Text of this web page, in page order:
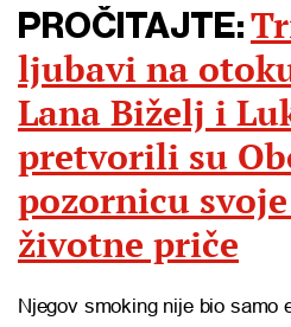
PROČITAJTE:
ljubavi na
Lana Biželj i
pretvorili su
pozornicu
životne priče
Njegov smoking nije bio samo